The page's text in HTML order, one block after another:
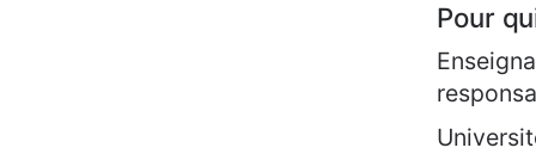
Pour